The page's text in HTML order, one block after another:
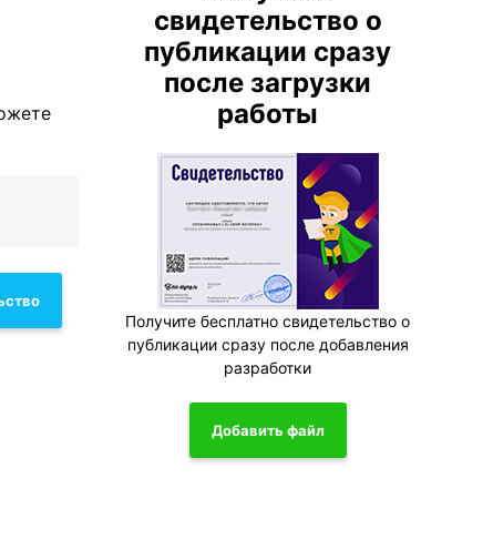
свидетельство о
публикации сразу
после загрузки
работы
Получите бесплатно свидетельство о
публикации сразу после добавления
разработки
Добавить файл